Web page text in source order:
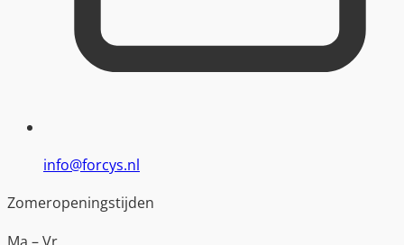
info@forcys.nl
Zomeropeningstijden
Ma – Vr